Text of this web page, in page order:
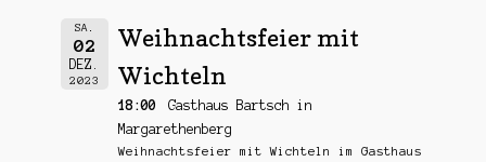
Impressum/Datenschutz
SA.
02
DEZ.
2023
Weihnachtsfeier mit
Wichteln
18:00
Gasthaus Bartsch in
Margarethenberg
Weihnachtsfeier mit Wichteln im Gasthaus